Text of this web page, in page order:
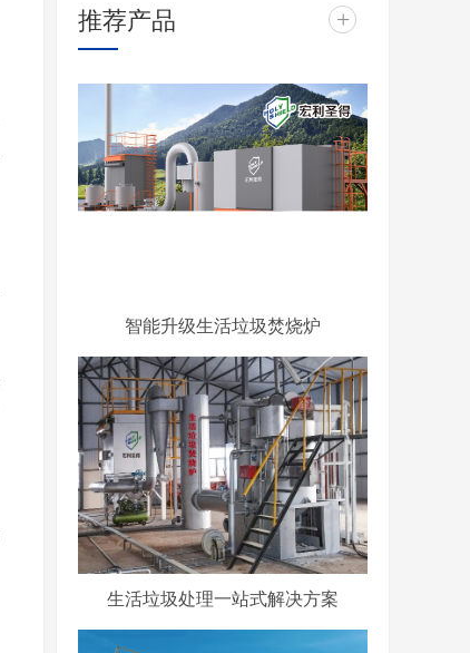
推荐产品 +
智能升级生活垃圾焚烧炉
生活垃圾处理一站式解决方案